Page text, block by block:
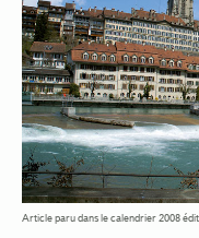
Article paru dans le calendrier 2008